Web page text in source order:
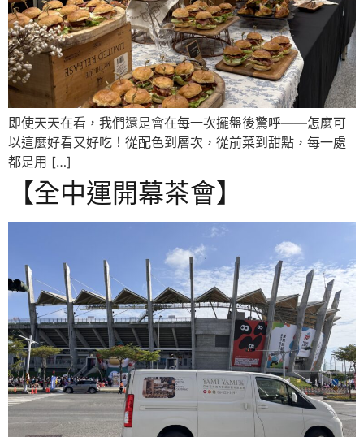
即使天天在看，我們還是會在每一次擺盤後驚呼——怎麼可
以這麼好看又好吃！從配色到層次，從前菜到甜點，每一處
都是用 […]
【全中運開幕茶會】